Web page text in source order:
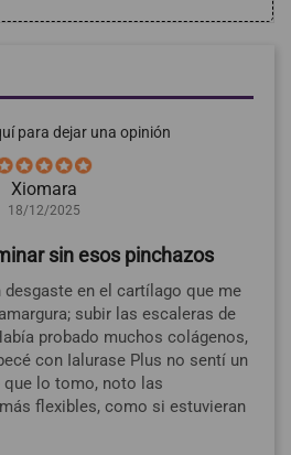
para dejar una opinión
Xiomara
18/12/2025
sin esos pinchazos
desgaste en el cartílago que me
subir las escaleras de
probado muchos colágenos,
con Ialurase Plus no sentí un
que lo tomo, noto las
flexibles, como si estuvieran